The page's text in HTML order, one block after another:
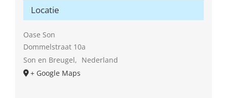
Locatie
Oase Son
Dommelstraat 10a
Son en Breugel, Nederland
+ Google Maps